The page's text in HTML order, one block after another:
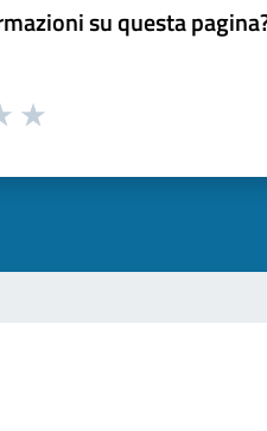
su questa